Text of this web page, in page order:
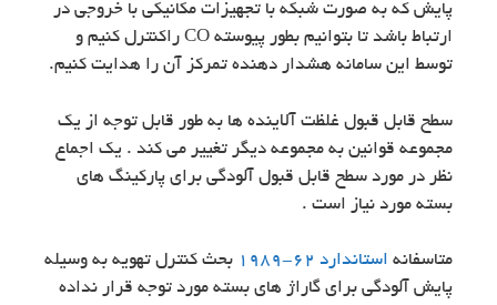
پایش که به صورت شبکه با تجهیزات مکانیکی با خروجی در
ارتباط باشد تا بتوانیم بطور پیوسته CO راکنترل کنیم و
توسط این سامانه هشدار دهنده تمرکز آن را هدایت کنیم.
سطح قابل قبول غلظت آلاینده ها به طور قابل توجه از یک
مجموعه قوانین به مجموعه دیگر تغییر می کند . یک اجماع
نظر در مورد سطح قابل قبول آلودگی برای پارکینگ های
بسته مورد نیاز است .
متاسفانه استاندارد ۶۲-۱۹۸۹
بحث کنترل تهویه به وسیله
پایش آلودگی برای گاراژ های بسته مورد توجه قرار نداده